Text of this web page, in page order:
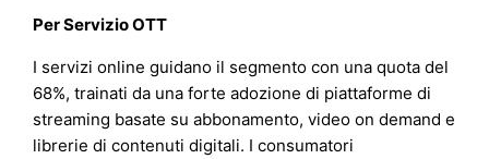
Per Servizio OTT
I servizi online guidano il segmento con una quota del
68%, trainati da una forte adozione di piattaforme di
streaming basate su abbonamento, video on demand e
librerie di contenuti digitali. I consumatori